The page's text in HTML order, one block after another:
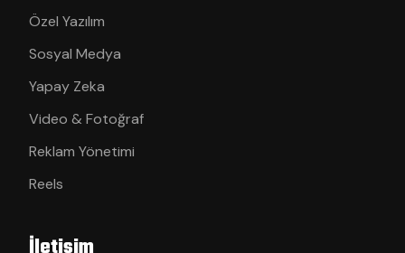
Özel Yazılım
Sosyal Medya
Yapay Zeka
Video & Fotoğraf
Reklam Yönetimi
Reels